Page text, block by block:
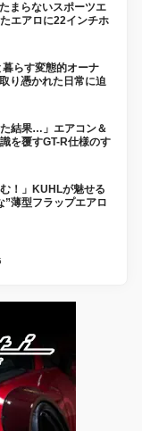
まらないスポーツエ
エアロに22インチホ
暮らす変態的オーナ
り憑かれた日常に迫
た結果…」エアコン＆
を覆すGT-R仕様のす
！」KUHLが魅せる
”薄型フラップエアロ